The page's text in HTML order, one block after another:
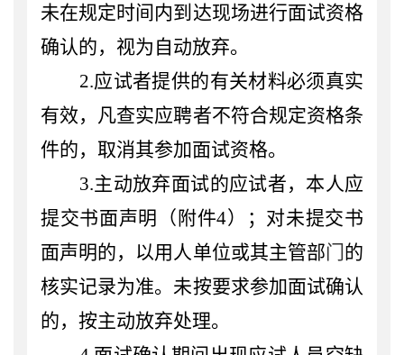
未在规定时间内到达现场进行面试资格
确认的，视为自动放弃。
2.应试者提供的有关材料必须真实
有效，凡查实应聘者不符合规定资格条
件的，取消其参加面试资格。
3.主动放弃面试的应试者，本人应
提交书面声明
（附件4）
；对未提交书
面声明的，以用人单位或其主管部门的
核实记录为准。未按要求参加面试确认
的，按主动放弃处理。